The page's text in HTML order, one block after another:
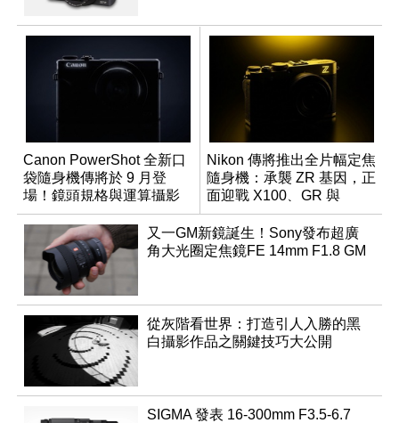
Canon PowerShot 全新口
袋隨身機傳將於 9 月登
場！鏡頭規格與運算攝影
升級成為焦點
Nikon 傳將推出全片幅定焦
隨身機：承襲 ZR 基因，正
面迎戰 X100、GR 與
RX1R 系列
又一GM新鏡誕生！Sony發布超廣
角大光圈定焦鏡FE 14mm F1.8 GM
從灰階看世界：打造引人入勝的黑
白攝影作品之關鍵技巧大公開
SIGMA 發表 16-300mm F3.5-6.7